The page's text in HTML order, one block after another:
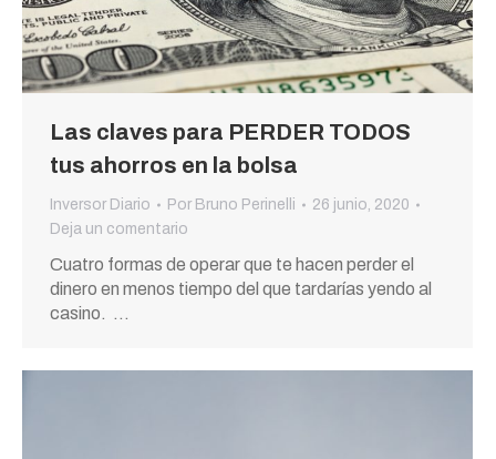
Las claves para PERDER TODOS
tus ahorros en la bolsa
Inversor Diario Por Bruno Perinelli
26 junio, 2020
Deja un comentario
Cuatro formas de operar que te hacen perder el
dinero en menos tiempo del que tardarías yendo al
casino. …